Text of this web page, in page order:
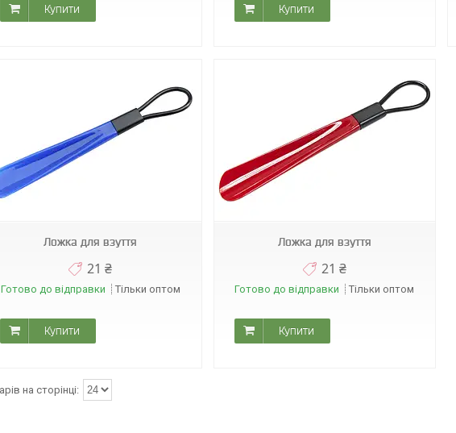
Купити Купити
Ложка для взуття
21 ₴
Готово до відправки Тільки оптом
Купити
А0216
Ложка для взуття
21 ₴
Готово до відправки Тільки оптом
Купити